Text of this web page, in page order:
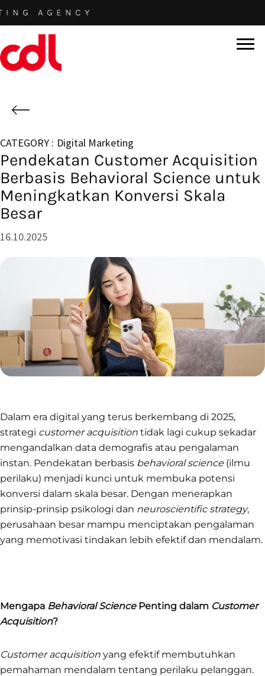
Skip
to
main
content
Digital Marketing
Pendekatan Customer Acquisition
Berbasis Behavioral Science untuk
Meningkatkan Konversi Skala
Besar
16.10.2025
Dalam era digital yang terus berkembang di 2025,
strategi customer acquisition tidak lagi cukup sekadar
mengandalkan data demografis atau pengalaman
instan. Pendekatan berbasis behavioral science(ilmu
perilaku) menjadi kunci untuk membuka potensi
konversi dalam skala besar. Dengan menerapkan
prinsip-prinsip psikologi dan neuroscientific strategy,
perusahaan besar mampu menciptakan pengalaman
yang memotivasi tindakan lebih efektif dan mendalam.
Mengapa Behavioral SciencePenting dalam Customer
Acquisition?
Customer acquisition yang efektif membutuhkan
pemahaman mendalam tentang perilaku pelanggan.